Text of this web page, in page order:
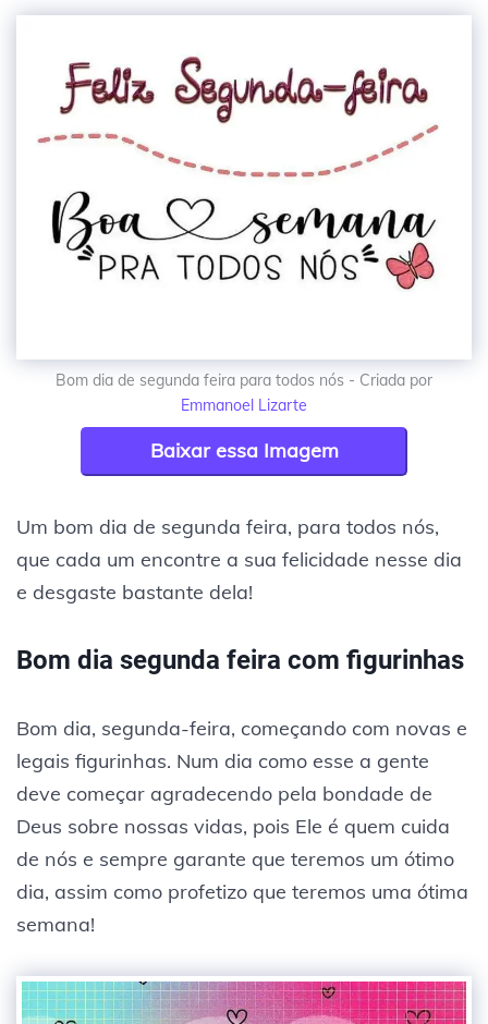
Bom dia de segunda feira para todos nós - Criada por
Emmanoel Lizarte
Baixar essa Imagem
Um bom dia de segunda feira, para todos nós,
que cada um encontre a sua felicidade nesse dia
e desgaste bastante dela!
Bom dia segunda feira com figurinhas
Bom dia, segunda-feira, começando com novas e
legais figurinhas. Num dia como esse a gente
deve começar agradecendo pela bondade de
Deus sobre nossas vidas, pois Ele é quem cuida
de nós e sempre garante que teremos um ótimo
dia, assim como profetizo que teremos uma ótima
semana!